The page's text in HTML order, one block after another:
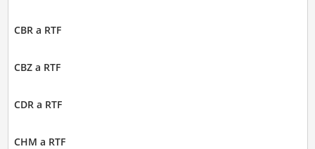
CBR a RTF
CBZ a RTF
CDR a RTF
CHM a RTF